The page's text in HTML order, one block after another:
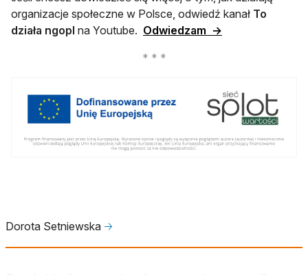
organizacje społeczne w Polsce, odwiedź kanał To
działa ngopl na Youtube. Odwiedzam →
Dorota Setniewska 🡢